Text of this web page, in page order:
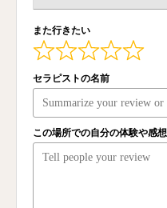
また行きたい
セラピストの名前
この場所での自分の体験や感